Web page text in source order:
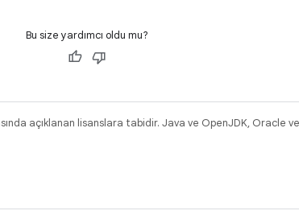
Bu size yardımcı oldu mu?
açıklanan lisanslara tabidir. Java ve OpenJDK, Oracle